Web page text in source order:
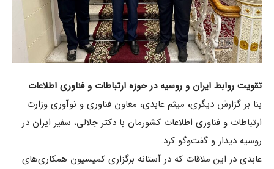
تقویت روابط ایران و روسیه در حوزه ارتباطات و فناوری اطلاعات
بنا بر گزارش دیگری، میثم عابدی، معاون فناوری و نوآوری وزارت
ارتباطات و فناوری اطلاعات کشورمان با دکتر جلالی، سفیر ایران در
روسیه دیدار و گفت‌وگو کرد.
عابدی در این ملاقات که در آستانه برگزاری کمیسیون همکاری‌های